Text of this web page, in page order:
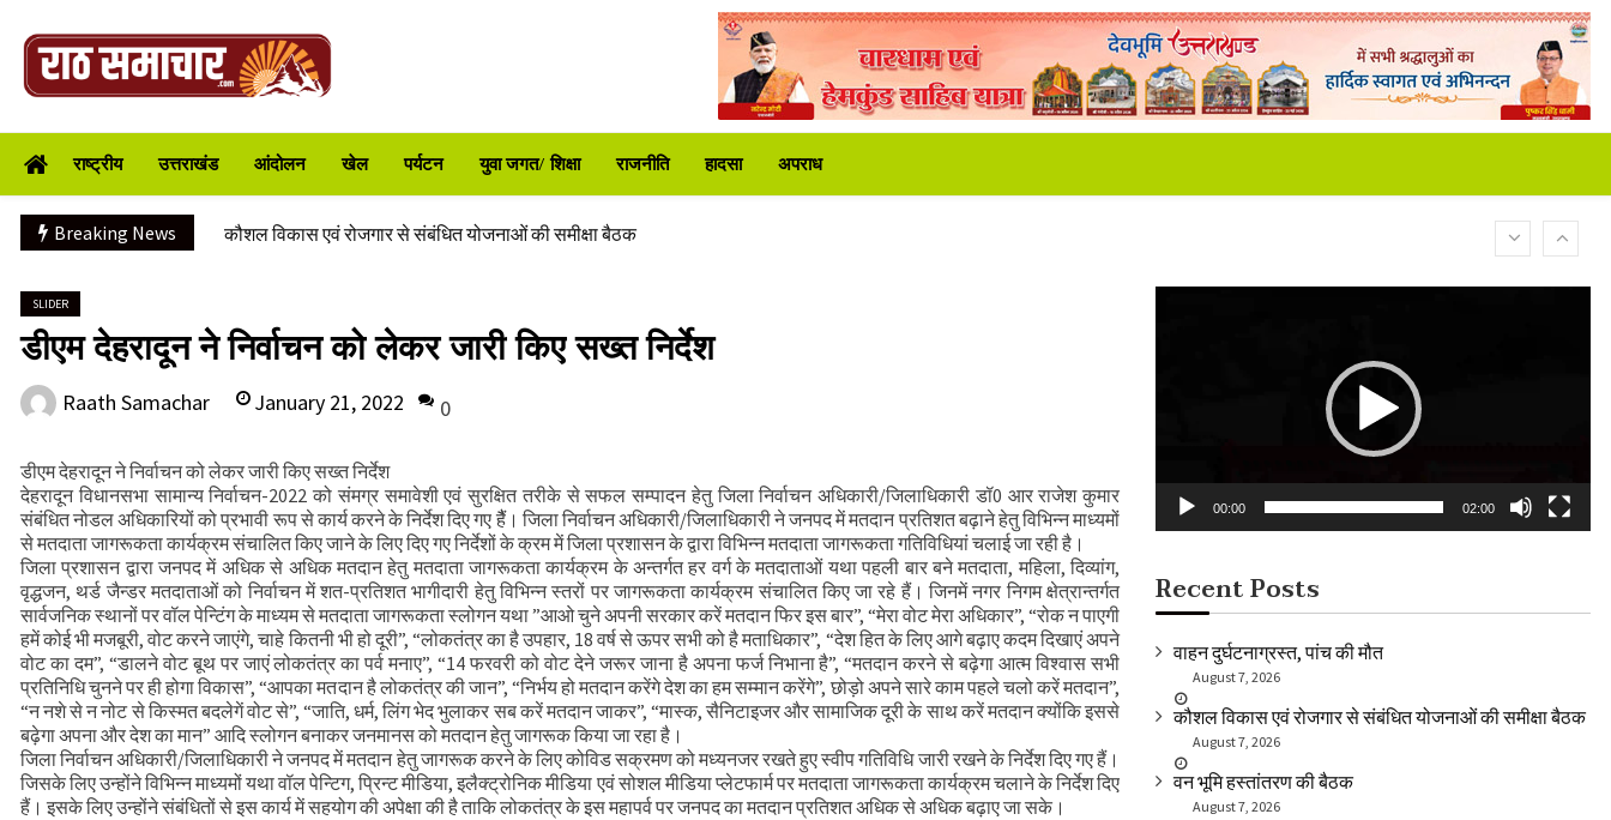
content
राष्ट्रीय उत्तराखंड आंदोलन खेल पर्यटन युवा जगत/ शिक्षा राजनीति हादसा अपराध
Breaking News
CS ने वाह्य सहायतित परियोजनाओं की प्रगति की समीक्षा की
संवेदनशील स्थलों का लार्ज स्केल पर होगा सर्वे
वाहन दुर्घटनाग्रस्त, पांच की मौत
कौशल विकास एवं रोजगार से संबंधित योजनाओं की समीक्षा बैठक
रिखणीखाल में तीन दिवसीय विशेषज्ञ स्वास्थ्य शिविर शुरू
CS ने वाह्य सहायतित परियोजनाओं की प्रगति की समीक्षा की
संवेदनशील स्थलों का लार्ज स्केल पर होगा सर्वे
वाहन दुर्घटनाग्रस्त, पांच की मौत
कौशल विकास एवं रोजगार से संबंधित योजनाओं की समीक्षा बैठक
वन भूमि हस्तांतरण की बैठक
SLIDER
डीएम देहरादून ने निर्वाचन को लेकर जारी किए सख्त निर्देश
Raath Samachar January 21, 2022 0
डीएम देहरादून ने निर्वाचन को लेकर जारी किए सख्त निर्देश
देहरादून विधानसभा सामान्य निर्वाचन-2022 को संमग्र समावेशी एवं सुरक्षित तरीके से सफल सम्पादन हेतु जिला निर्वाचन अधिकारी/जिलाधिकारी डॉ0 आर राजेश कुमार
संबंधित नोडल अधिकारियों को प्रभावी रूप से कार्य करने के निर्देश दिए गए हैैं। जिला निर्वाचन अधिकारी/जिलाधिकारी ने जनपद में मतदान प्रतिशत बढ़ाने हेतु विभिन्न माध्यमों
से मतदाता जागरूकता कार्यक्रम संचालित किए जाने के लिए दिए गए निर्देशों के क्रम में जिला प्रशासन के द्वारा विभिन्न मतदाता जागरूकता गतिविधियां चलाई जा रही है।
जिला प्रशासन द्वारा जनपद में अधिक से अधिक मतदान हेतु मतदाता जागरूकता कार्यक्रम के अन्तर्गत हर वर्ग के मतदाताओं यथा पहली बार बने मतदाता, महिला, दिव्यांग,
वृद्धजन, थर्ड जैन्डर मतदाताओं को निर्वाचन में शत-प्रतिशत भागीदारी हेतु विभिन्न स्तरों पर जागरूकता कार्यक्रम संचालित किए जा रहे हैं। जिनमें नगर निगम क्षेत्रान्तर्गत
सार्वजनिक स्थानों पर वॉल पेन्टिंग के माध्यम से मतदाता जागरूकता स्लोगन यथा ”आओ चुने अपनी सरकार करें मतदान फिर इस बार”, “मेरा वोट मेरा अधिकार”, “रोक न पाएगी
हमें कोई भी मजबूरी, वोट करने जाएंगे, चाहे कितनी भी हो दूरी”, “लोकतंत्र का है उपहार, 18 वर्ष से ऊपर सभी को है मताधिकार”, “देश हित के लिए आगे बढ़ाए कदम दिखाएं अपने
वोट का दम”, “डालने वोट बूथ पर जाएं लोकतंत्र का पर्व मनाए”, “14 फरवरी को वोट देने जरूर जाना है अपना फर्ज निभाना है”, “मतदान करने से बढ़ेगा आत्म विश्वास सभी
प्रतिनिधि चुनने पर ही होगा विकास”, “आपका मतदान है लोकतंत्र की जान”, “निर्भय हो मतदान करेंगे देश का हम सम्मान करेंगे”, छोड़ो अपने सारे काम पहले चलो करें मतदान”,
“न नशे से न नोट से किस्मत बदलेगें वोट से”, “जाति, धर्म, लिंग भेद भुलाकर सब करें मतदान जाकर”, “मास्क, सैनिटाइजर और सामाजिक दूरी के साथ करें मतदान क्योंकि इससे
बढ़ेगा अपना और देश का मान” आदि स्लोगन बनाकर जनमानस को मतदान हेतु जागरूक किया जा रहा है।
जिला निर्वाचन अधिकारी/जिलाधिकारी ने जनपद में मतदान हेतु जागरूक करने के लिए कोविड सक्रमण को मध्यनजर रखते हुए स्वीप गतिविधि जारी रखने के निर्देश दिए गए हैं।
जिसके लिए उन्होंने विभिन्न माध्यमों यथा वॉल पेन्टिग, प्रिन्ट मीडिया, इलैक्ट्रोनिक मीडिया एवं सोशल मीडिया प्लेटफार्म पर मतदाता जागरूकता कार्यक्रम चलाने के निर्देश दिए
हैं। इसके लिए उन्होंने संबंधितों से इस कार्य में सहयोग की अपेक्षा की है ताकि लोकतंत्र के इस महापर्व पर जनपद का मतदान प्रतिशत अधिक से अधिक बढ़ाए जा सके।
00:00 02:00
Recent Posts
वाहन दुर्घटनाग्रस्त, पांच की मौत
August 7, 2026
कौशल विकास एवं रोजगार से संबंधित योजनाओं की समीक्षा बैठक
August 7, 2026
वन भूमि हस्तांतरण की बैठक
August 7, 2026